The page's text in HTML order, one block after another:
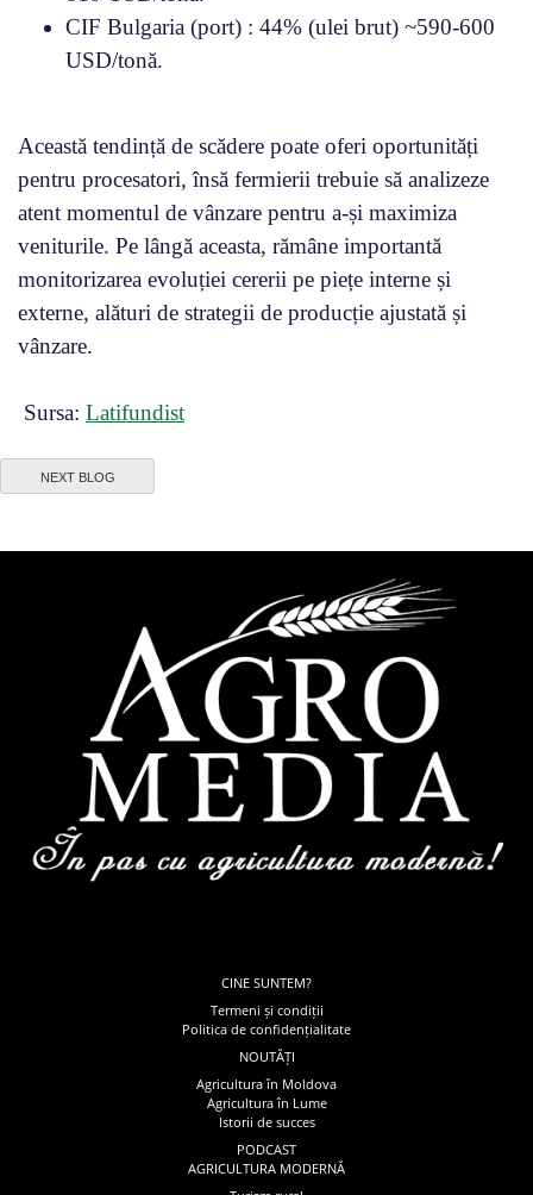
CIF Bulgaria (port) : 44% (ulei brut) ~590-600
USD/tonă.
Această tendință de scădere poate oferi oportunități
pentru procesatori, însă fermierii trebuie să analizeze
atent momentul de vânzare pentru a-și maximiza
veniturile. Pe lângă aceasta, rămâne importantă
monitorizarea evoluției cererii pe piețe interne și
externe, alături de strategii de producție ajustată și
vânzare.
Sursa: Latifundist
NEXT BLOG
CINE SUNTEM?
Termeni și condiții
Politica de confidențialitate
NOUTĂȚI
Agricultura în Moldova
Agricultura în Lume
Istorii de succes
PODCAST
AGRICULTURA MODERNĂ